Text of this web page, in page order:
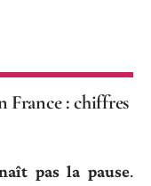
France : chiffres
pas la pause.